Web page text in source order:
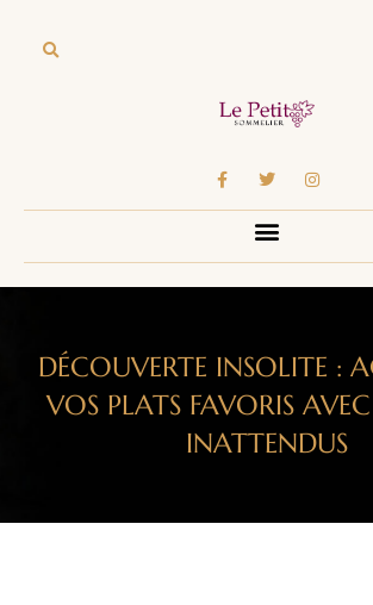
DÉCOUVERTE INSOLITE :
VOS PLATS FAVORIS
INATTENDUS